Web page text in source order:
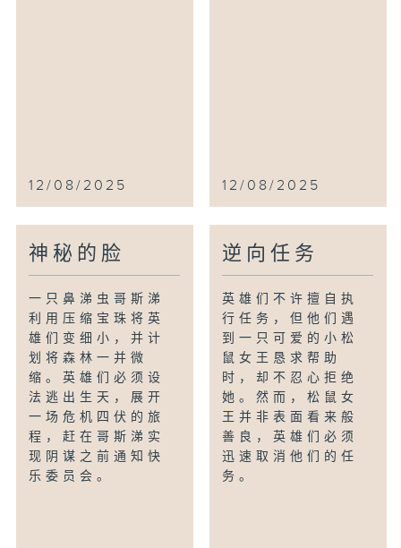
12/08/2025 12/08/2025
神秘的脸
一只鼻涕虫哥斯涕
利用压缩宝珠将英
雄们变细小，并计
划将森林一并微
缩。英雄们必须设
法逃出生天，展开
一场危机四伏的旅
程，赶在哥斯涕实
现阴谋之前通知快
乐委员会。
逆向任务
英雄们不许擅自执
行任务，但他们遇
到一只可爱的小松
鼠女王恳求帮助
时，却不忍心拒绝
她。然而，松鼠女
王并非表面看来般
善良，英雄们必须
迅速取消他们的任
务。